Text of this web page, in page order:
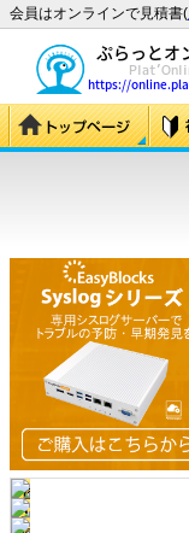
会員はオンラインで見積書(